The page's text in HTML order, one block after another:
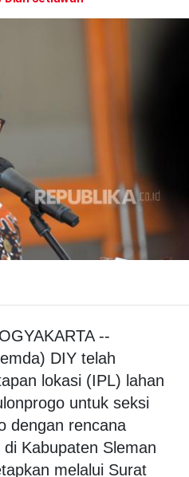
--
DIY telah
lokasi (IPL) lahan
untuk seksi
dengan rencana
Kabupaten Sleman
melalui Surat